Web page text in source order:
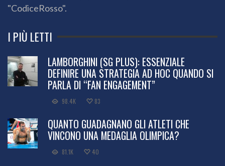
"CodiceRosso".
I PIÙ LETTI
LAMBORGHINI (SG PLUS): ESSENZIALE
DEFINIRE UNA STRATEGIA AD HOC QUANDO SI
PARLA DI “FAN ENGAGEMENT”
98.4K 83
QUANTO GUADAGNANO GLI ATLETI CHE
VINCONO UNA MEDAGLIA OLIMPICA?
81.1K 40